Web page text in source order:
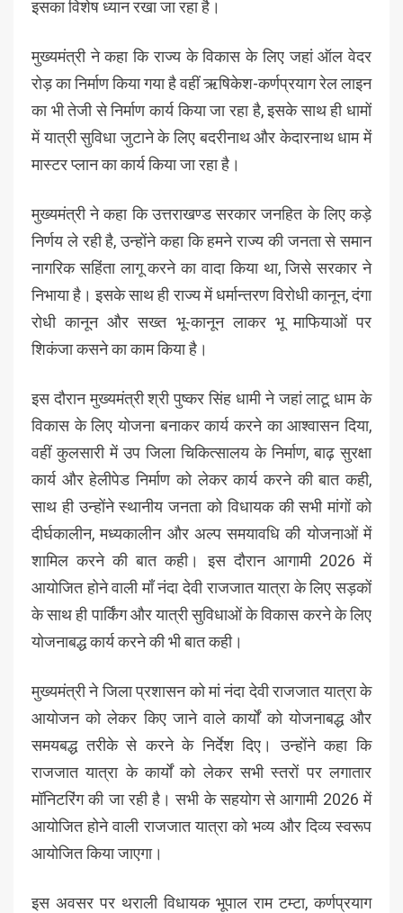
इसका विशेष ध्यान रखा जा रहा है।
मुख्यमंत्री ने कहा कि राज्य के विकास के लिए जहां ऑल वेदर
रोड़ का निर्माण किया गया है वहीं ऋषिकेश-कर्णप्रयाग रेल लाइन
का भी तेजी से निर्माण कार्य किया जा रहा है, इसके साथ ही धामों
में यात्री सुविधा जुटाने के लिए बदरीनाथ और केदारनाथ धाम में
मास्टर प्लान का कार्य किया जा रहा है।
मुख्यमंत्री ने कहा कि उत्तराखण्ड सरकार जनहित के लिए कड़े
निर्णय ले रही है, उन्होंने कहा कि हमने राज्य की जनता से समान
नागरिक सहिंता लागू करने का वादा किया था, जिसे सरकार ने
निभाया है। इसके साथ ही राज्य में धर्मान्तरण विरोधी कानून, दंगा
रोधी कानून और सख्त भू-कानून लाकर भू माफियाओं पर
शिकंजा कसने का काम किया है।
इस दौरान मुख्यमंत्री श्री पुष्कर सिंह धामी ने जहां लाटू धाम के
विकास के लिए योजना बनाकर कार्य करने का आश्वासन दिया,
वहीं कुलसारी में उप जिला चिकित्सालय के निर्माण, बाढ़ सुरक्षा
कार्य और हेलीपेड निर्माण को लेकर कार्य करने की बात कही,
साथ ही उन्होंने स्थानीय जनता को विधायक की सभी मांगों को
दीर्घकालीन, मध्यकालीन और अल्प समयावधि की योजनाओं में
शामिल करने की बात कही। इस दौरान आगामी 2026 में
आयोजित होने वाली माँ नंदा देवी राजजात यात्रा के लिए सड़कों
के साथ ही पार्किंग और यात्री सुविधाओं के विकास करने के लिए
योजनाबद्ध कार्य करने की भी बात कही।
मुख्यमंत्री ने जिला प्रशासन को मां नंदा देवी राजजात यात्रा के
आयोजन को लेकर किए जाने वाले कार्यों को योजनाबद्ध और
समयबद्ध तरीके से करने के निर्देश दिए। उन्होंने कहा कि
राजजात यात्रा के कार्यों को लेकर सभी स्तरों पर लगातार
मॉनिटरिंग की जा रही है। सभी के सहयोग से आगामी 2026 में
आयोजित होने वाली राजजात यात्रा को भव्य और दिव्य स्वरूप
आयोजित किया जाएगा।
इस अवसर पर थराली विधायक भूपाल राम टम्टा, कर्णप्रयाग